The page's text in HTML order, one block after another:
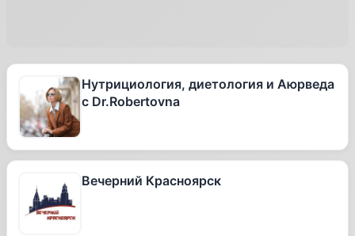
Нутрициология, диетология и Аюрведа
с Dr.Robertovna
Вечерний Красноярск